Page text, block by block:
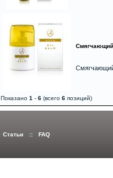
Показано 1 - 6 (всего 6 позиций)
Статьи :: FAQ